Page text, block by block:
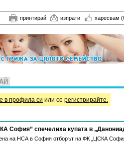
принтирай изпрати харесвам
в профила си или се регистрирайте.
София” спечелиха купата в
на НСА в София отборът на ФК „ЦСКА